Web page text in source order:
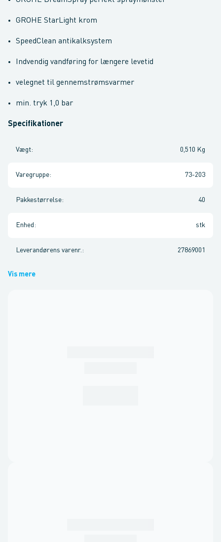
GROHE StarLight krom
SpeedClean antikalksystem
Indvendig vandføring for længere levetid
velegnet til gennemstrømsvarmer
min. tryk 1,0 bar
Specifikationer
Vægt: 0,510 Kg
Varegruppe: 73-203
Pakkestørrelse: 40
Enhed : stk
Leverandørens varenr. : 27869001
Vis mere